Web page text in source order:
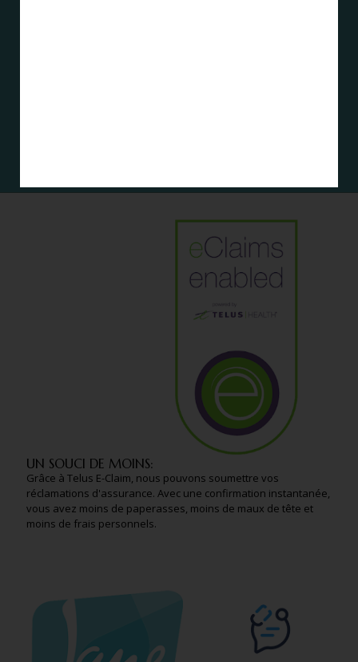
UN SOUCI DE MOINS:
Grâce à Telus E-Claim, nous pouvons soumettre vos
réclamations d'assurance. Avec une confirmation instantanée,
vous avez moins de paperasses, moins de maux de tête et
moins de frais personnels.